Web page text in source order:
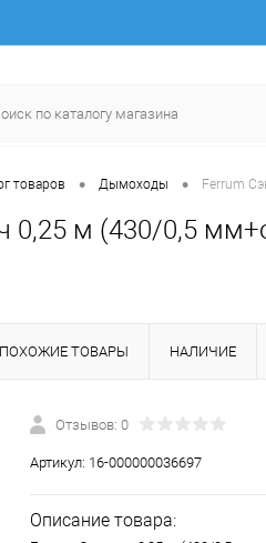
товаров • Дымоходы • Ferrum
0,25 м (430/0,5
ПОХОЖИЕ ТОВАРЫ НАЛИЧИЕ
Отзывов: 0
Артикул: 16-000000036697
Описание товара: